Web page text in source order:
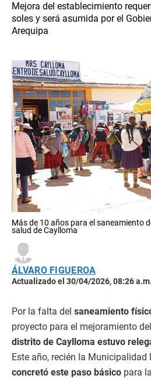
Mejora del establecimiento
soles y será asumida por el
Arequipa
Más de 10 años para el saneamiento
salud de Caylloma
ÁLVARO FIGUEROA
Actualizado el 30/04/2026, 08:26 a.m.
Por la falta del saneamiento
proyecto para el mejoramiento del
distrito de Caylloma estuvo
Este año, recién la
concretó este paso básico para